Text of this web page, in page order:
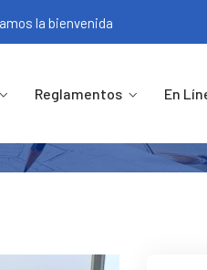
la bienvenida
Reglamentos En
De Canastas Y Pavos 2024